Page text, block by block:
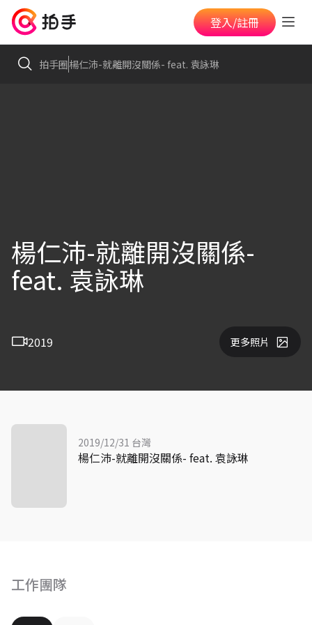
登入/註冊
拍手圈楊仁沛-就離開沒關係- feat. 袁詠琳
楊仁沛-就離開沒關係-
feat. 袁詠琳
2019 更多照片
工作團隊
2019/12/31 台灣
楊仁沛-就離開沒關係- feat. 袁詠琳